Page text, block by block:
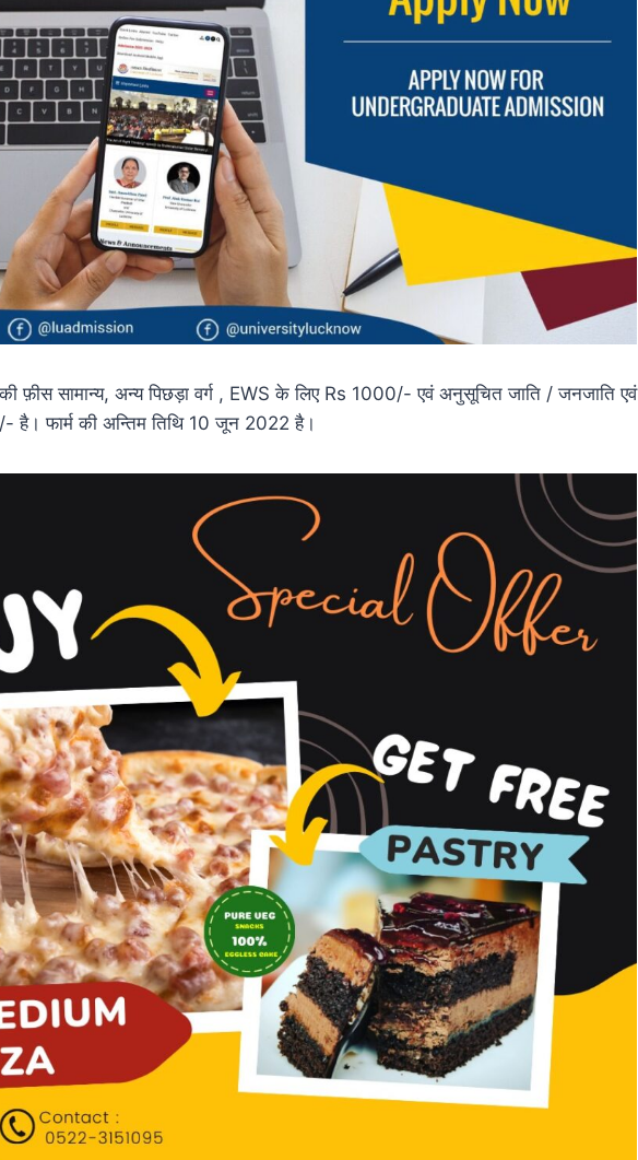
फ़ीस सामान्य, अन्य पिछड़ा वर्ग , EWS के लिए Rs 1000/- एवं अनुसूचित जाति / जनजाति एवं
है। फार्म की अन्तिम तिथि 10 जून 2022 है।